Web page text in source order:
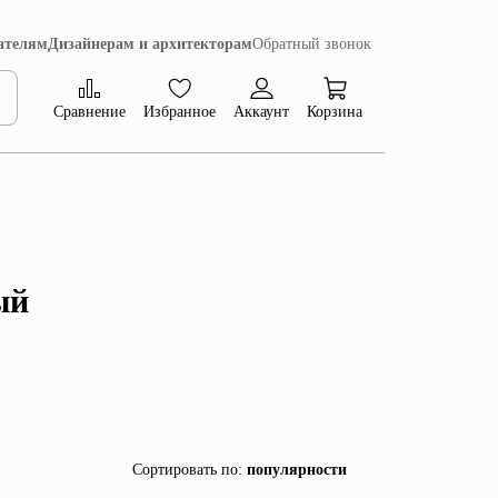
Дизайнерам и архитекторамОбратный звонок
Сравнение Избранное Аккаунт Корзина
Сортировать по: популярности